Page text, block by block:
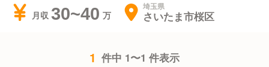
月収 30~40 埼玉県
さいたま市桜区
1 件中 1〜1 件表示